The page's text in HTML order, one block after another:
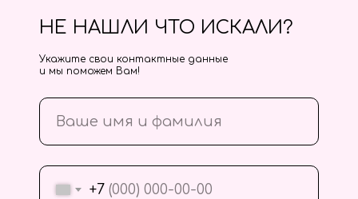
+7
НЕ НАШЛИ ЧТО ИСКАЛИ?
Укажите свои контактные данные
и мы поможем Вам!